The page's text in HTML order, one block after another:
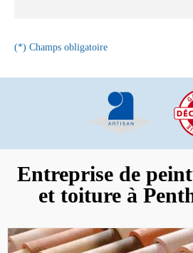
(*) Champs obligatoire
Entreprise de
et toiture à